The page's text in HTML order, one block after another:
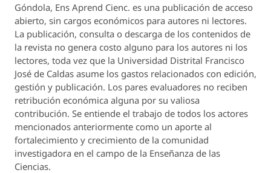
Góndola, Ens Aprend Cienc. es una publicación de acceso
abierto, sin cargos económicos para autores ni lectores.
La publicación, consulta o descarga de los contenidos de
la revista no genera costo alguno para los autores ni los
lectores, toda vez que la Universidad Distrital Francisco
José de Caldas asume los gastos relacionados con edición,
gestión y publicación. Los pares evaluadores no reciben
retribución económica alguna por su valiosa
contribución. Se entiende el trabajo de todos los actores
mencionados anteriormente como un aporte al
fortalecimiento y crecimiento de la comunidad
investigadora en el campo de la Enseñanza de las
Ciencias.